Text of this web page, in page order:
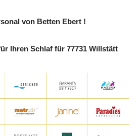
von Betten Ebert !
Ihren Schlaf für 77731 Willstätt